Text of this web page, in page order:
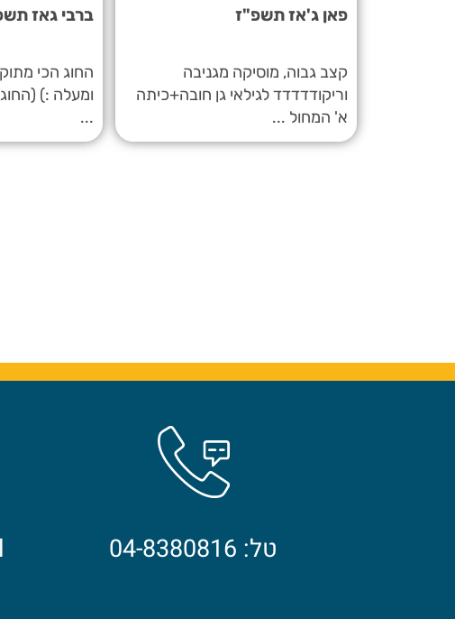
פאן ג'אז תשפ"ז
קצב גבוה, מוסיקה מגניבה
וריקודדדדד לגילאי גן חובה+כיתה
א' המחול ...
ברבי גאז
ומעלה :)
...
טל: 04-8380816